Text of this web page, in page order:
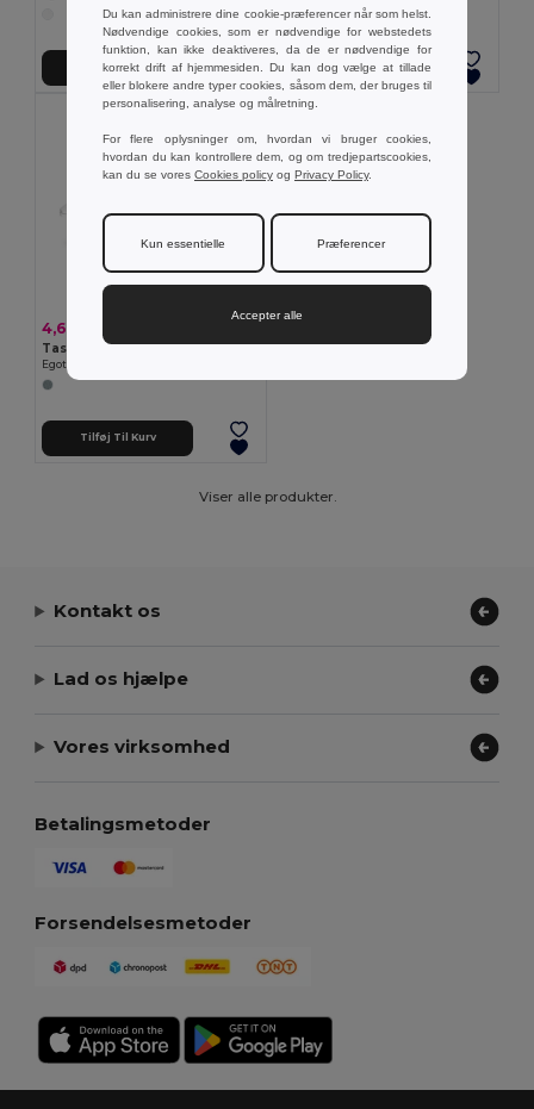
Tilføj Til Kurv Tilføj Til Kurv
4,66 kr
Taske til 2 kuglepenne
Egotier 13212
Tilføj Til Kurv
Viser alle produkter.
Kontakt os
Lad os hjælpe
Vores virksomhed
Betalingsmetoder
Forsendelsesmetoder
Du kan administrere dine cookie-præferencer når som helst.
Nødvendige cookies, som er nødvendige for webstedets
funktion, kan ikke deaktiveres, da de er nødvendige for
korrekt drift af hjemmesiden. Du kan dog vælge at tillade
eller blokere andre typer cookies, såsom dem, der bruges til
personalisering, analyse og målretning.
For flere oplysninger om, hvordan vi bruger cookies,
hvordan du kan kontrollere dem, og om tredjepartscookies,
kan du se vores Cookies policy og Privacy Policy.
Kun essentielle Præferencer
Accepter alle